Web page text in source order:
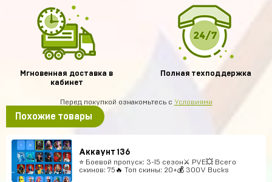
Мгновенная доставка в
кабинет
Полная техподдержка
Перед покупкой ознакомьтесь с Условиями
Похожие товары
Аккаунт 136
⭐️ Боевой пропуск: 3-15 сезон⚔️ PVE💥 Всего
скинов: 75🔥 Топ скины: 20+💰 300V Bucks